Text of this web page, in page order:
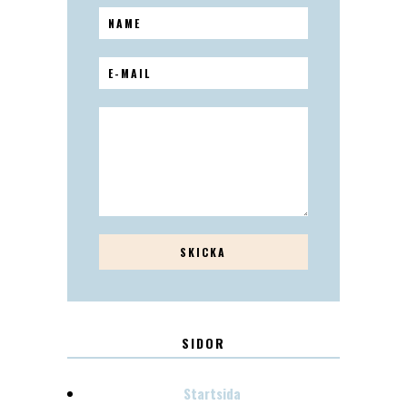
SIDOR
Startsida